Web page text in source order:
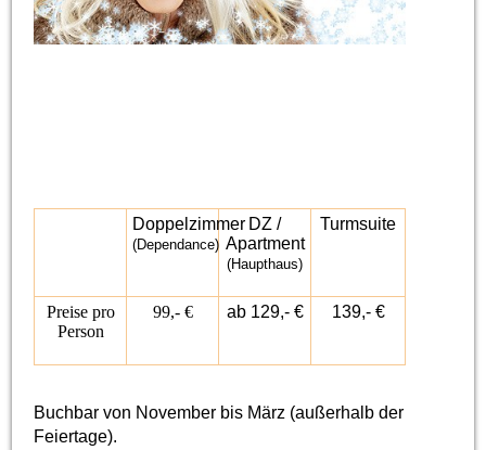
Doppelzimmer
(Dependance)
DZ /
Apartment
(Haupthaus)
Turmsuite
Preise pro
Person
99,- € ab 129,- € 139,- €
Buchbar von November bis März (außerhalb der
Feiertage).